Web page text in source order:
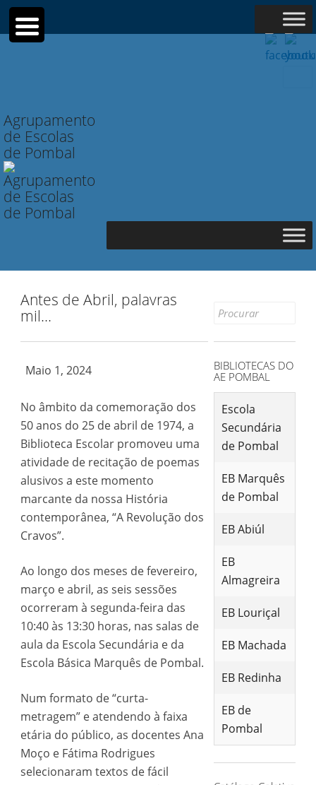
Agrupamento
de Escolas
de Pombal
Antes de Abril, palavras
mil…
Maio 1, 2024
No âmbito da comemoração dos
50 anos do 25 de abril de 1974, a
Biblioteca Escolar promoveu uma
atividade de recitação de poemas
alusivos a este momento
marcante da nossa História
contemporânea, “A Revolução dos
Cravos”.
Ao longo dos meses de fevereiro,
março e abril, as seis sessões
ocorreram à segunda-feira das
10:40 às 13:30 horas, nas salas de
aula da Escola Secundária e da
Escola Básica Marquês de Pombal.
Num formato de “curta-
metragem” e atendendo à faixa
etária do público, as docentes Ana
Moço e Fátima Rodrigues
selecionaram textos de fácil
Search
BIBLIOTECAS DO
AE POMBAL
Escola
Secundária
de Pombal
EB Marquês
de Pombal
EB Abiúl
EB
Almagreira
EB Louriçal
EB Machada
EB Redinha
EB de
Pombal